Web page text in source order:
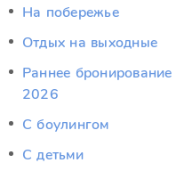
На побережье
Отдых на выходные
Раннее бронирование
2026
С боулингом
С детьми